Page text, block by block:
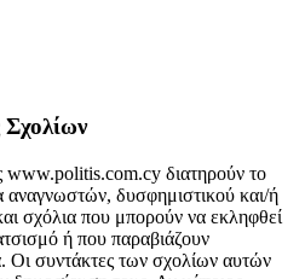
www.politis.com.cy διατηρούν το
αναγνωστών, δυσφημιστικού και/ή
σχόλια που μπορούν να εκληφθεί
ή που παραβιάζουν
Οι συντάκτες των σχολίων αυτών